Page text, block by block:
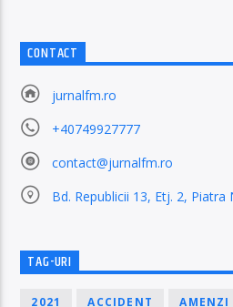
CONTACT
jurnalfm.ro
+40749927777
contact@jurnalfm.ro
Bd. Republicii 13, Etj. 2,
TAG-URI
2021 ACCIDENT AMENZI